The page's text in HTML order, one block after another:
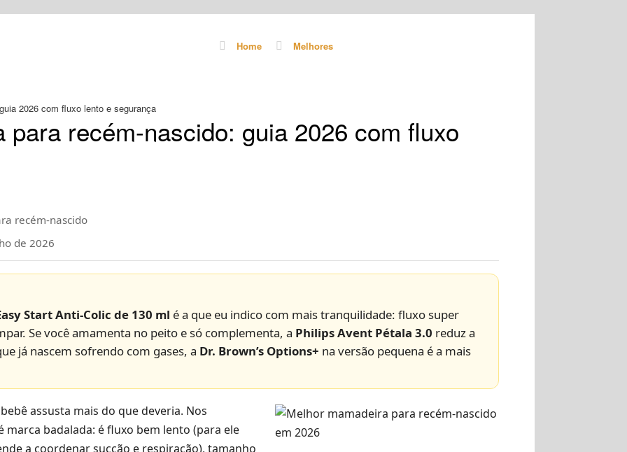
Home Melhores
2026 com fluxo lento e segurança
para recém-nascido: guia 2026 com fluxo
recém-nascido
de 2026
Start Anti-Colic de 130 ml é a que eu indico com mais tranquilidade: fluxo super
Se você amamenta no peito e só complementa, a Philips Avent Pétala 3.0 reduz a
já nascem sofrendo com gases, a Dr. Brown’s Options+ na versão pequena é a mais
assusta mais do que deveria. Nos
badalada: é fluxo bem lento (para ele
a coordenar sucção e respiração), tamanho